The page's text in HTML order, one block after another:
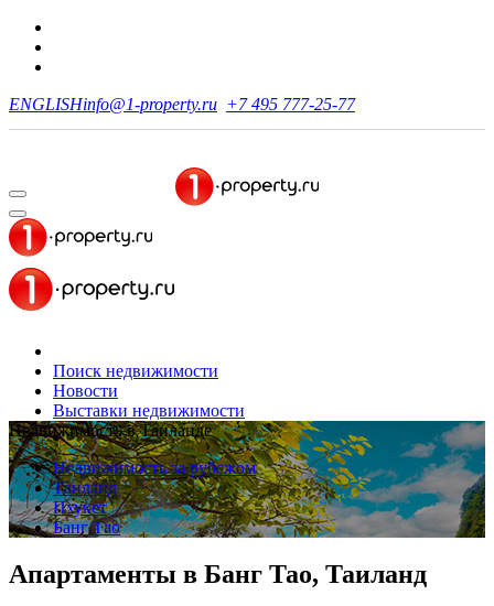
ENGLISHinfo@1-property.ru +7 495 777-25-77
Поиск недвижимости
Новости
Выставки недвижимости
Недвижимость в Таиланде
Недвижимость за рубежом
Таиланд
Пхукет
Банг Тао
Апартаменты в Банг Тао, Таиланд